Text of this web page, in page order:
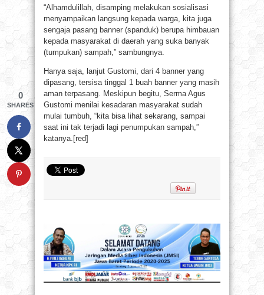
“Alhamdulillah, disamping melakukan sosialisasi
menyampaikan langsung kepada warga, kita juga
sengaja pasang banner (spanduk) berupa himbauan
kepada masyarakat di daerah yang suka banyak
(tumpukan) sampah,” sambungnya.
Hanya saja, lanjut Gustomi, dari 4 banner yang
dipasang, tersisa tinggal 1 buah banner yang masih
aman terpasang. Meskipun begitu, Serma Agus
Gustomi menilai kesadaran masyarakat sudah
mulai tumbuh, “kita bisa lihat sekarang, sampai
saat ini tak terjadi lagi penumpukan sampah,”
katanya.[red]
0
SHARES